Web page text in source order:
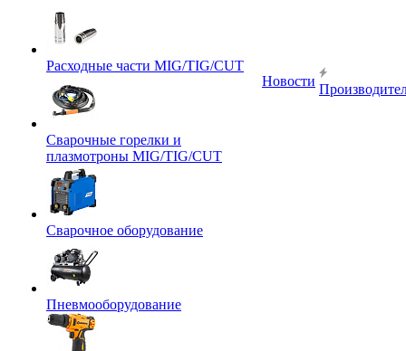
Расходные части MIG/TIG/CUT
Сварочные горелки и
плазмотроны MIG/TIG/CUT
Сварочное оборудование
Пневмооборудование
Новости